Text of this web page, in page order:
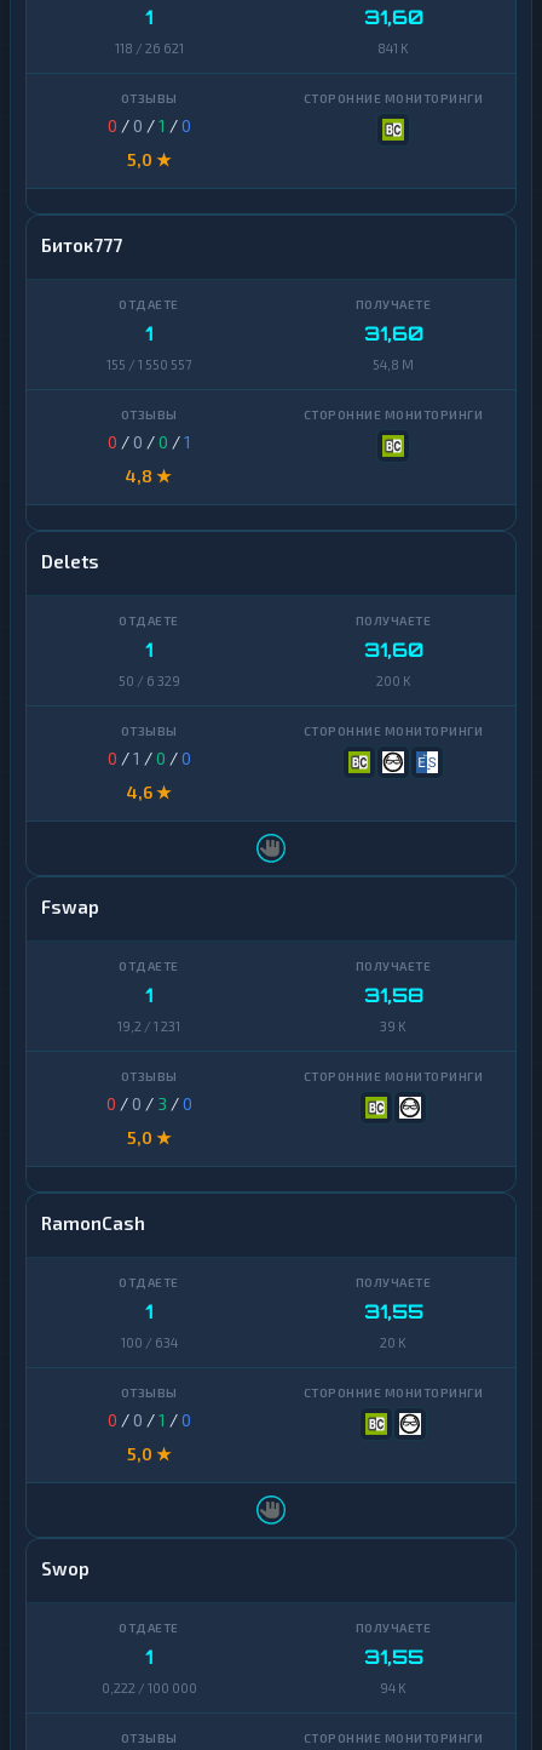
1
118 / 26 621
31,60
841 K
0 / 0 /1 /0
5,0 ★
Биток777
1
155 / 1 550 557
31,60
54,8 M
0 / 0 /0 /1
4,8 ★
Delets
1
50 / 6 329
31,60
200 K
0 /1 /0 /0
4,6 ★
Fswap
1
19,2 / 1 231
31,58
39 K
0 / 0 / 3 /0
5,0 ★
RamonCash
1
100 / 634
31,55
20 K
0 / 0 /1 /0
5,0 ★
Swop
1
0,222 / 100 000
31,55
94 K